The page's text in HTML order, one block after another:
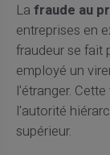
La fraude au
entreprises en
fraudeur se fait
employé un
l'étranger.
l'autorité
supérieur.